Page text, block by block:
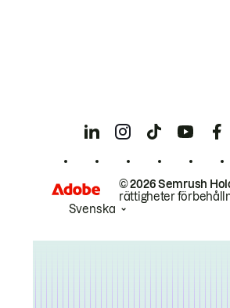
© 2026 Semrush
rättigheter
Svenska